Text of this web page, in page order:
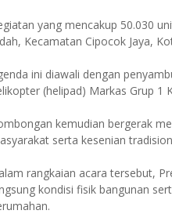
yang mencakup 50.030
Kecamatan Cipocok Jaya,
ini diawali dengan
(helipad) Markas Grup 1
kemudian bergerak
serta kesenian
rangkaian acara tersebut,
kondisi fisik bangunan